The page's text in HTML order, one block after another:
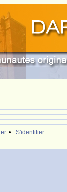
• S'identifier